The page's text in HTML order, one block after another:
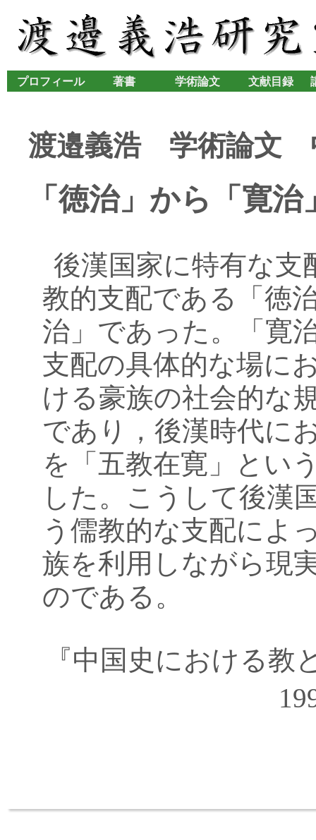
プロフィール 著書 学術論文 文献目録
渡邉義浩 学術論文
「徳治」から「寛治
後漢国家に特有な支
教的支配である「徳
治」であった。「寛
支配の具体的な場に
ける豪族の社会的な
であり，後漢時代に
を「五教在寛」とい
した。こうして後漢
う儒教的な支配によ
族を利用しながら現
のである。
『中国史における教